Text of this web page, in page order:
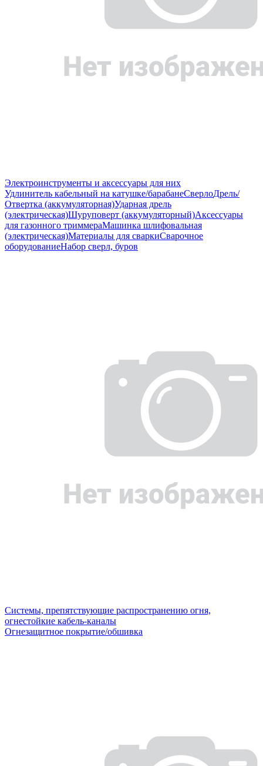
Электроинструменты и аксессуары для них
Удлинитель кабельный на катушке/барабанеСверлоДрель/
Отвертка (аккумуляторная)Ударная дрель
(электрическая)Шуруповерт (аккумуляторный)Аксессуары
для газонного триммераМашинка шлифовальная
(электрическая)Материалы для сваркиСварочное
оборудованиеНабор сверл, буров
Системы, препятствующие распространению огня,
огнестойкие кабель-каналы
Огнезащитное покрытие/обшивка